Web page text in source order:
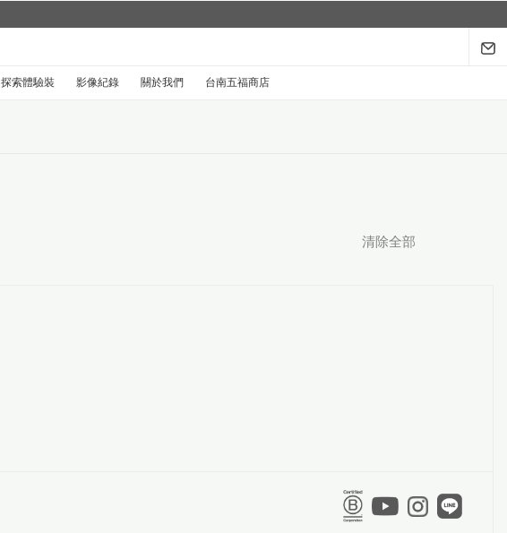
探索體驗裝 影像紀錄 關於我們 台南五福商店
清除全部